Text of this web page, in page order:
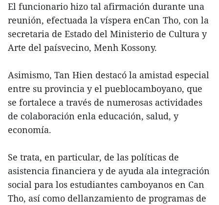
El funcionario hizo tal afirmación durante una
reunión, efectuada la víspera enCan Tho, con la
secretaria de Estado del Ministerio de Cultura y
Arte del paísvecino, Menh Kossony.
Asimismo, Tan Hien destacó la amistad especial
entre su provincia y el pueblocamboyano, que
se fortalece a través de numerosas actividades
de colaboración enla educación, salud, y
economía.
Se trata, en particular, de las políticas de
asistencia financiera y de ayuda ala integración
social para los estudiantes camboyanos en Can
Tho, así como dellanzamiento de programas de